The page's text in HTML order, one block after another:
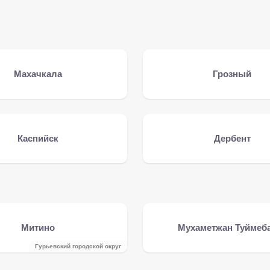
Махачкала Грозный
Каспийск Дербент
Митино
Гурьевский городской округ
Мухаметжан